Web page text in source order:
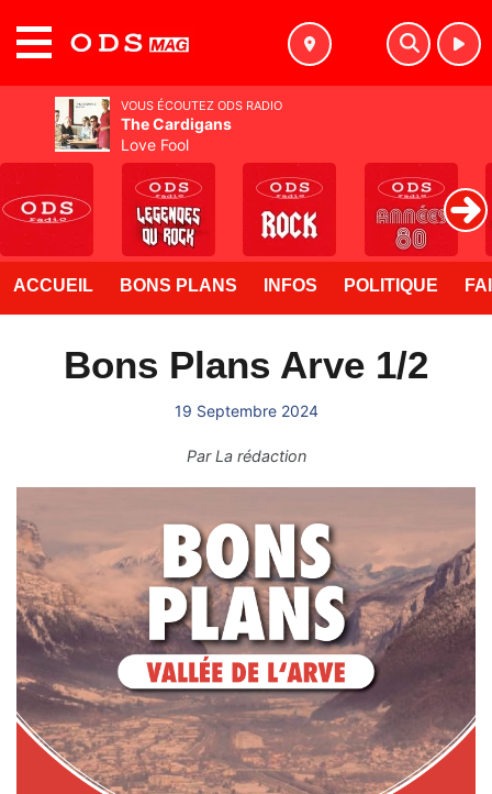
ACCUEIL BONS PLANS INFOS POLITIQUE
Bons Plans Arve 1/2
19 Septembre 2024
ParLa rédaction
VOUS ÉCOUTEZ ODS RADIO
The Cardigans
Love Fool